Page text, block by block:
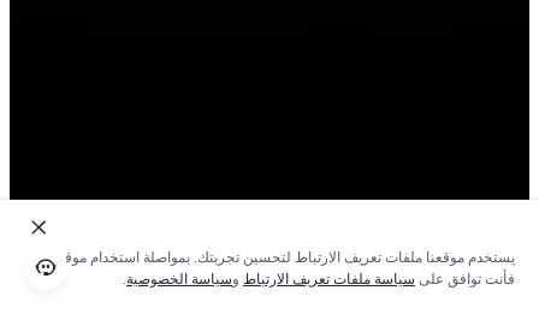
يستخدم موقعنا ملفات تعريف الارتباط لتحسين تجربتك. بمواصلة استخدام موقعنا؛
فأنت توافق على سياسة ملفات تعريف الارتباط وسياسة الخصوصية.